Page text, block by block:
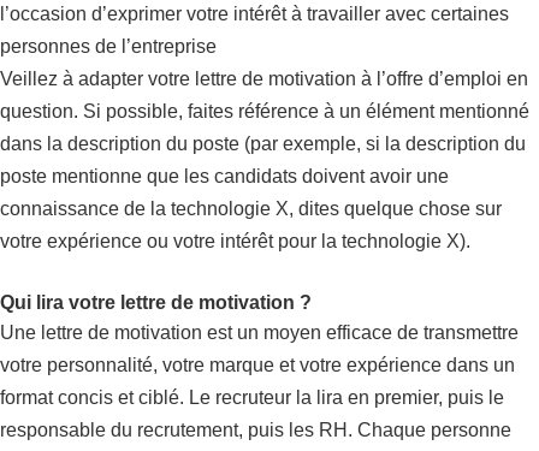
l’occasion d’exprimer votre intérêt à travailler avec certaines
personnes de l’entreprise
Veillez à adapter votre lettre de motivation à l’offre d’emploi en
question. Si possible, faites référence à un élément mentionné
dans la description du poste (par exemple, si la description du
poste mentionne que les candidats doivent avoir une
connaissance de la technologie X, dites quelque chose sur
votre expérience ou votre intérêt pour la technologie X).
Qui lira votre lettre de motivation ?
Une lettre de motivation est un moyen efficace de transmettre
votre personnalité, votre marque et votre expérience dans un
format concis et ciblé. Le recruteur la lira en premier, puis le
responsable du recrutement, puis les RH. Chaque personne